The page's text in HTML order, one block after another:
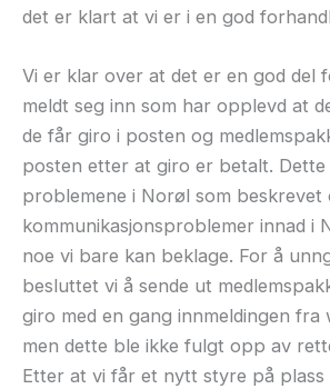
det er klart at vi er i en god
Vi er klar over at det er en god del
meldt seg inn som har opplevd at
de får giro i posten og
posten etter at giro er betalt. Dette
problemene i Norøl som beskrevet
kommunikasjonsproblemer innad i
noe vi bare kan beklage. For å
besluttet vi å sende ut
giro med en gang innmeldingen
men dette ble ikke fulgt opp av
Etter at vi får et nytt styre på plass